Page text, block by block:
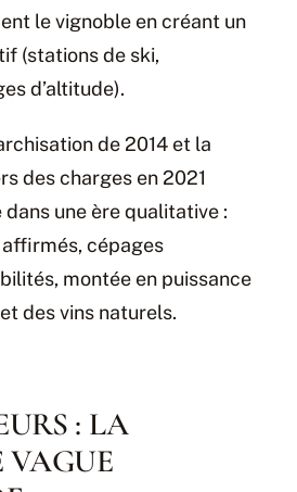
le vignoble en créant un
(stations de ski,
d’altitude).
de 2014 et la
des charges en 2021
dans une ère qualitative :
cépages
montée en puissance
des vins naturels.
: LA
VAGUE